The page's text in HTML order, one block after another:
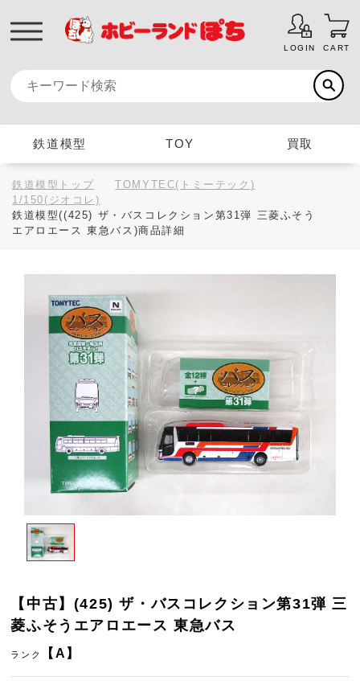
LOGIN CART
鉄道模型 TOY 買取
鉄道模型トップ
TOMYTEC(トミーテック)
1/150(ジオコレ)
鉄道模型((425) ザ・バスコレクション第31弾 三菱ふそう
エアロエース 東急バス)商品詳細
【中古】(425) ザ・バスコレクション第31弾 三
菱ふそうエアロエース 東急バス
ランク 【A】